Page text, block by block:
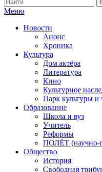
Меню
Новости
Анонс
Хроника
Культура
Дом актёра
Литература
Кино
Культурное
Парк культуры и
Образование
Школа и вуз
Учитель
Реформы
ПОЛЁТ (научно-
Общество
История
Свободная